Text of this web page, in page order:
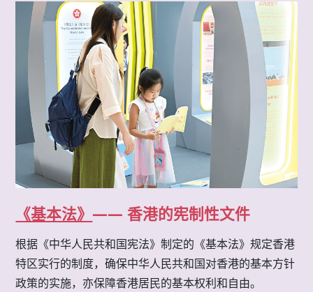
《基本法》 —— 香港的宪制性文件
根据《中华人民共和国宪法》制定的《基本法》规定香港
特区实行的制度，确保中华人民共和国对香港的基本方针
政策的实施，亦保障香港居民的基本权利和自由。